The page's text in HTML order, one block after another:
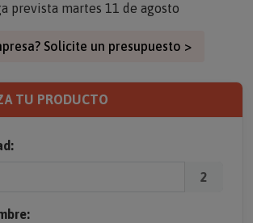
prevista martes 11 de agosto
Solicite un presupuesto >
TU PRODUCTO
2